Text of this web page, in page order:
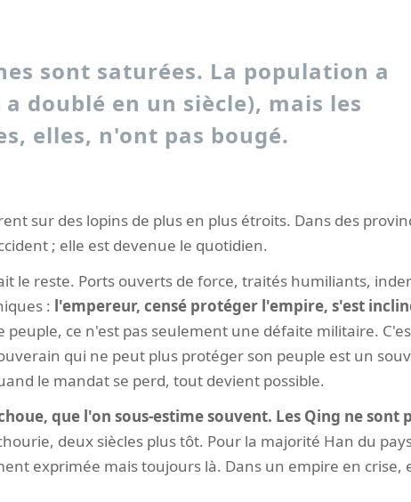
sont saturées. La population a
doublé en un siècle), mais les
elles, n'ont pas bougé.
sur des lopins de plus en plus étroits. Dans des
; elle est devenue le quotidien.
le reste. Ports ouverts de force, traités humiliants,
: l'empereur, censé protéger l'empire, s'est
peuple, ce n'est pas seulement une défaite militaire.
qui ne peut plus protéger son peuple est un
le mandat se perd, tout devient possible.
que l'on sous-estime souvent. Les Qing ne sont
deux siècles plus tôt. Pour la majorité Han du
exprimée mais toujours là. Dans un empire en crise,